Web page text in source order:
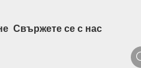
Свържете се с нас